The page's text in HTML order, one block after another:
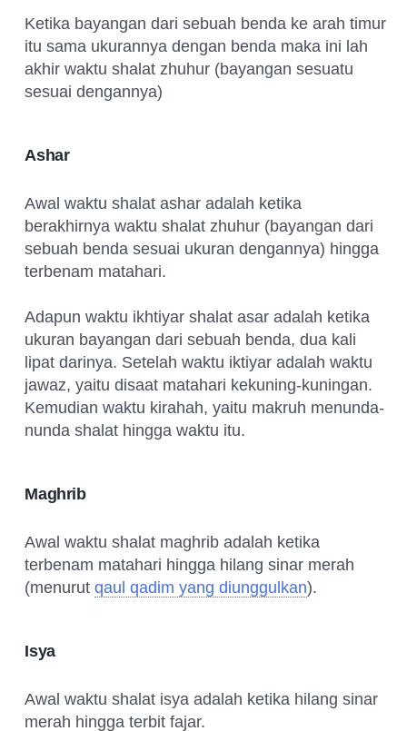
Ketika bayangan dari sebuah benda ke arah timur
itu sama ukurannya dengan benda maka ini lah
akhir waktu shalat zhuhur (bayangan sesuatu
sesuai dengannya)
Ashar
Awal waktu shalat ashar adalah ketika
berakhirnya waktu shalat zhuhur (bayangan dari
sebuah benda sesuai ukuran dengannya) hingga
terbenam matahari.
Adapun waktu ikhtiyar shalat asar adalah ketika
ukuran bayangan dari sebuah benda, dua kali
lipat darinya. Setelah waktu iktiyar adalah waktu
jawaz, yaitu disaat matahari kekuning-kuningan.
Kemudian waktu kirahah, yaitu makruh menunda-
nunda shalat hingga waktu itu.
Maghrib
Awal waktu shalat maghrib adalah ketika
terbenam matahari hingga hilang sinar merah
(menurutqaul qadim yang diunggulkan).
Isya
Awal waktu shalat isya adalah ketika hilang sinar
merah hingga terbit fajar.